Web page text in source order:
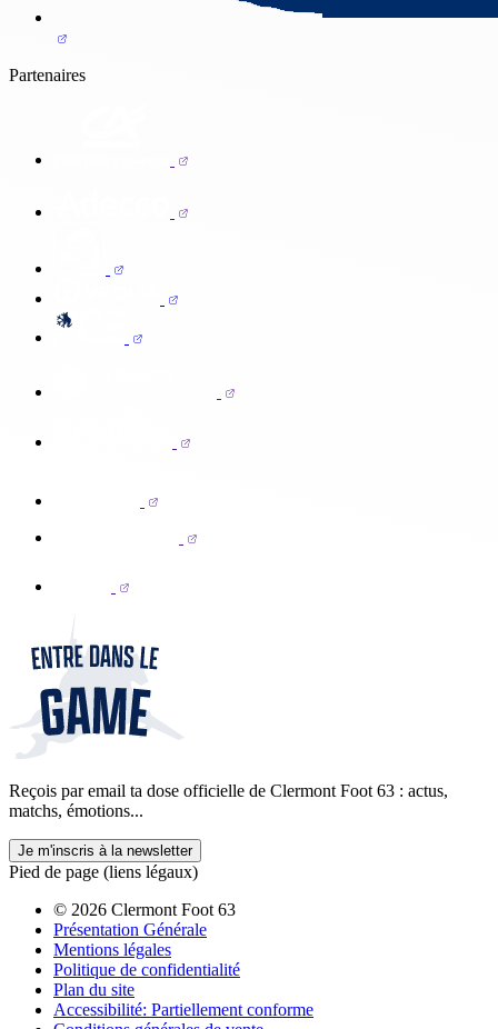
Partenaires
Reçois par email ta dose officielle de Clermont Foot 63 : actus,
matchs, émotions...
Je m'inscris à la newsletter
Pied de page (liens légaux)
© 2026 Clermont Foot 63
Présentation Générale
Mentions légales
Politique de confidentialité
Plan du site
Accessibilité: Partiellement conforme